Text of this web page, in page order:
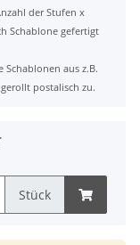
der Stufen x
Schablone gefertigt
Schablonen aus z.B.
postalisch zu.
Stück